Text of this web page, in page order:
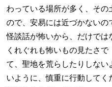
わっている場所が多く、そ
ので、安易には近づかないの
怪談話が怖いから、だけでは
くれぐれも怖いもの見たさ
て、聖地を荒らしたりしな
いように、慎重に行動してく